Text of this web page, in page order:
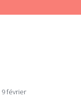
9 février